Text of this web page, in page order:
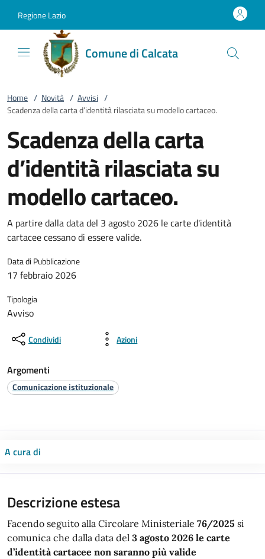
Regione Lazio
Comune di Calcata
Home / Novità / Avvisi /
Scadenza della carta d’identità rilasciata su modello cartaceo.
Scadenza della carta
d’identità rilasciata su
modello cartaceo.
A partire dalla data del 3 agosto 2026 le carte d'identità
cartacee cessano di essere valide.
Data di Pubblicazione
17 febbraio 2026
Tipologia
Avviso
Condividi Azioni
Argomenti
Comunicazione istituzionale
A cura di
Descrizione estesa
Facendo seguito alla Circolare Ministeriale 76/2025 si
comunica che dalla data del 3 agosto 2026 le carte
d’identità cartacee non saranno più valide